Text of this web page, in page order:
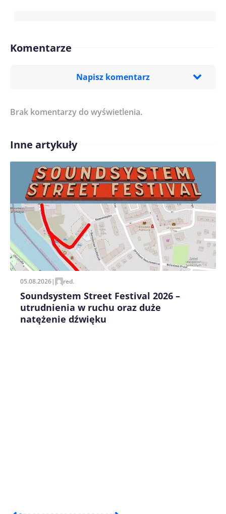
Komentarze
Napisz komentarz
Treść komentarza*
Imię/ Nick*
Zapamiętaj moje dane w tej przeglądarce podczas
pisania kolejnych komentarzy.
Brak komentarzy do wyświetlenia.
Inne artykuły
05.08.2026| red.
Soundsystem Street Festival 2026 –
utrudnienia w ruchu oraz duże
natężenie dźwięku